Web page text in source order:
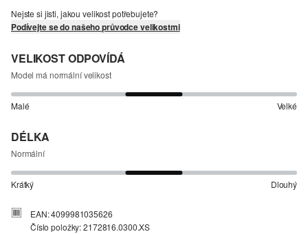
Nejste si jisti, jakou velikost potřebujete?
Podívejte se do našeho průvodce velikostmi
VELIKOST ODPOVÍDÁ
Model má normální velikost
Malé Velké
DÉLKA
Normální
Krátký Dlouhý
EAN: 4099981035626
Číslo položky: 2172816.0300.XS